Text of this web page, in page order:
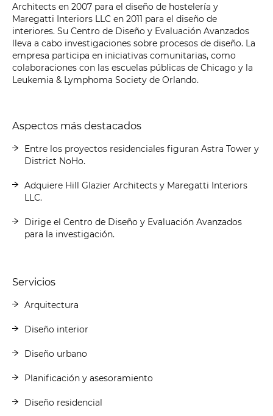
Architects en 2007 para el diseño de hostelería y
Maregatti Interiors LLC en 2011 para el diseño de
interiores. Su Centro de Diseño y Evaluación Avanzados
lleva a cabo investigaciones sobre procesos de diseño. La
empresa participa en iniciativas comunitarias, como
colaboraciones con las escuelas públicas de Chicago y la
Leukemia & Lymphoma Society de Orlando.
Aspectos más destacados
Entre los proyectos residenciales figuran Astra Tower y
District NoHo.
Adquiere Hill Glazier Architects y Maregatti Interiors
LLC.
Dirige el Centro de Diseño y Evaluación Avanzados
para la investigación.
Servicios
Arquitectura
Diseño interior
Diseño urbano
Planificación y asesoramiento
Diseño residencial